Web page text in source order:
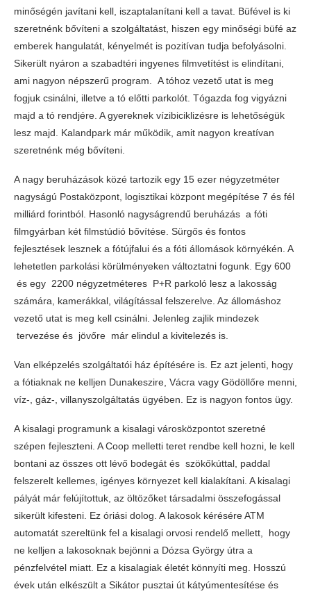
minőségén javítani kell, iszaptalanítani kell a tavat. Büfével is ki
szeretnénk bővíteni a szolgáltatást, hiszen egy minőségi büfé az
emberek hangulatát, kényelmét is pozitívan tudja befolyásolni.
Sikerült nyáron a szabadtéri ingyenes filmvetítést is elindítani,
ami nagyon népszerű program. A tóhoz vezető utat is meg
fogjuk csinálni, illetve a tó előtti parkolót. Tógazda fog vigyázni
majd a tó rendjére. A gyereknek vízibiciklizésre is lehetőségük
lesz majd. Kalandpark már működik, amit nagyon kreatívan
szeretnénk még bővíteni.
A nagy beruházások közé tartozik egy 15 ezer négyzetméter
nagyságú Postaközpont, logisztikai központ megépítése 7 és fél
milliárd forintból. Hasonló nagyságrendű beruházás a fóti
filmgyárban két filmstúdió bővítése. Sürgős és fontos
fejlesztések lesznek a fótújfalui és a fóti állomások környékén. A
lehetetlen parkolási körülményeken változtatni fogunk. Egy 600
és egy 2200 négyzetméteres P+R parkoló lesz a lakosság
számára, kamerákkal, világítással felszerelve. Az állomáshoz
vezető utat is meg kell csinálni. Jelenleg zajlik mindezek
tervezése és jövőre már elindul a kivitelezés is.
Van elképzelés szolgáltatói ház építésére is. Ez azt jelenti, hogy
a fótiaknak ne kelljen Dunakeszire, Vácra vagy Gödöllőre menni,
víz-, gáz-, villanyszolgáltatás ügyében. Ez is nagyon fontos ügy.
A kisalagi programunk a kisalagi városközpontot szeretné
szépen fejleszteni. A Coop melletti teret rendbe kell hozni, le kell
bontani az összes ott lévő bodegát és szökőkúttal, paddal
felszerelt kellemes, igényes környezet kell kialakítani. A kisalagi
pályát már felújítottuk, az öltözőket társadalmi összefogással
sikerült kifesteni. Ez óriási dolog. A lakosok kérésére ATM
automatát szereltünk fel a kisalagi orvosi rendelő mellett, hogy
ne kelljen a lakosoknak bejönni a Dózsa György útra a
pénzfelvétel miatt. Ez a kisalagiak életét könnyíti meg. Hosszú
évek után elkészült a Sikátor pusztai út kátyúmentesítése és